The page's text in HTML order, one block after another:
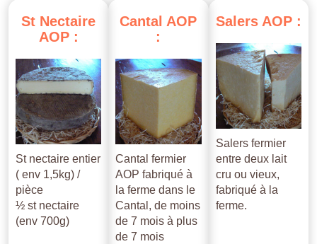
St Nectaire
AOP :
St nectaire entier
( env 1,5kg) /
pièce
½ st nectaire
(env 700g)
Cantal AOP
:
Cantal fermier
AOP fabriqué à
la ferme dans le
Cantal, de moins
de 7 mois à plus
de 7 mois
Salers AOP :
Salers fermier
entre deux lait
cru ou vieux,
fabriqué à la
ferme.